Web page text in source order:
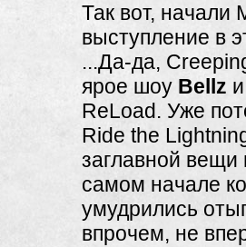
Так вот, начали
выступление в
...Да-да,
ярое шоу Bellz
ReLoad. Уже
Ride the
заглавной вещи
самом начале
умудрились
впрочем, не